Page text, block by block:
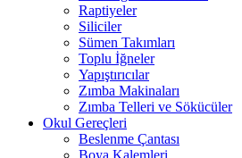
Raptiyeler
Siliciler
Sümen Takımları
Toplu İğneler
Yapıştırıcılar
Zımba Makinaları
Zımba Telleri ve Sökücüler
Okul Gereçleri
Beslenme Çantası
Boya Kalemleri